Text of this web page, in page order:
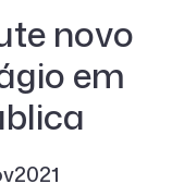
novo
em
2021